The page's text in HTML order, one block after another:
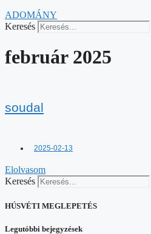
ADOMÁNY
Keresés
február 2025
soudal
2025-02-13
Elolvasom
Keresés
HÚSVÉTI MEGLEPETÉS
Legutóbbi bejegyzések